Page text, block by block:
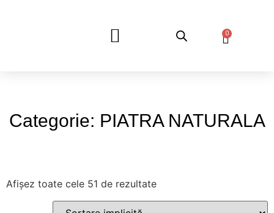
0
Categorie: PIATRA NATURALA
Afișez toate cele 51 de rezultate